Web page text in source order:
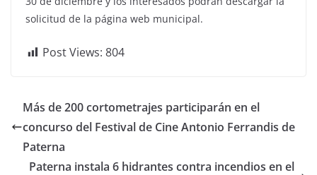
solicitud de la página web municipal.
Post Views: 804
Más de 200 cortometrajes participarán en el
concurso del Festival de Cine Antonio Ferrandis de
Paterna
Paterna instala 6 hidrantes contra incendios en el